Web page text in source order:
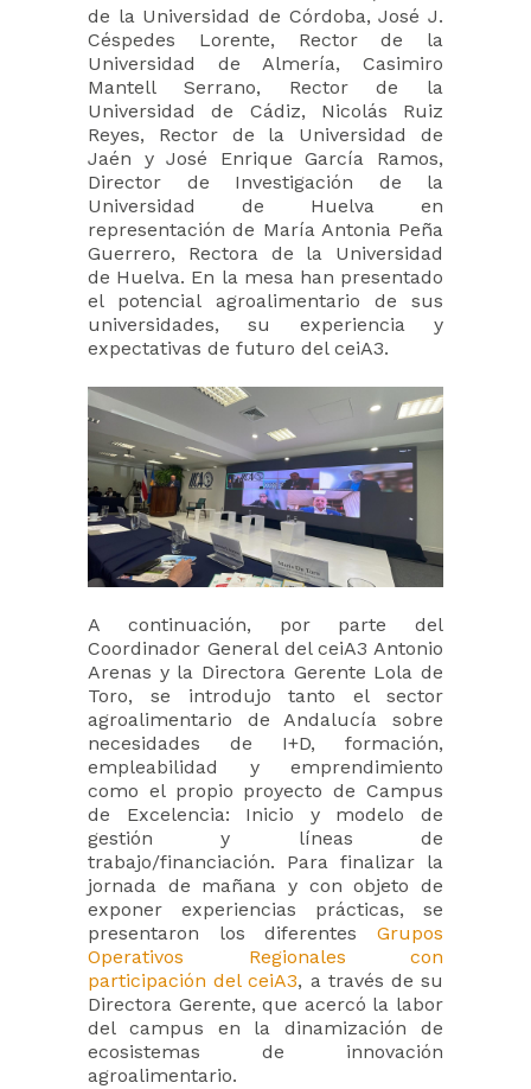
de la Universidad de Córdoba, José J.
Céspedes Lorente, Rector de la
Universidad de Almería, Casimiro
Mantell Serrano, Rector de la
Universidad de Cádiz, Nicolás Ruiz
Reyes, Rector de la Universidad de
Jaén y José Enrique García Ramos,
Director de Investigación de la
Universidad de Huelva en
representación de María Antonia Peña
Guerrero, Rectora de la Universidad
de Huelva. En la mesa han presentado
el potencial agroalimentario de sus
universidades, su experiencia y
expectativas de futuro del ceiA3.
A continuación, por parte del
Coordinador General del ceiA3 Antonio
Arenas y la Directora Gerente Lola de
Toro, se introdujo tanto el sector
agroalimentario de Andalucía sobre
necesidades de I+D, formación,
empleabilidad y emprendimiento
como el propio proyecto de Campus
de Excelencia: Inicio y modelo de
gestión y líneas de
trabajo/financiación. Para finalizar la
jornada de mañana y con objeto de
exponer experiencias prácticas, se
presentaron los diferentes Grupos
Operativos Regionales con
participación del ceiA3, a través de su
Directora Gerente, que acercó la labor
del campus en la dinamización de
ecosistemas de innovación
agroalimentario.